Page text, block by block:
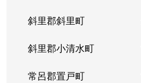
斜里郡斜里町
斜里郡小清水町
常呂郡置戸町